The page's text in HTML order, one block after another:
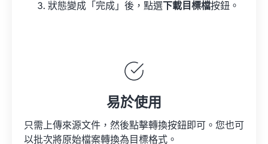
狀態變成「完成」後，點選 下載目標檔按鈕。
易於使用
只需上傳來源文件，然後點擊轉換按鈕即可。您也可
以批次將原始檔案轉換為目標格式。